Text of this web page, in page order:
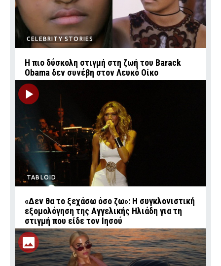
CELEBRITY STORIES
Η πιο δύσκολη στιγμή στη ζωή του Barack
Obama δεν συνέβη στον Λευκό Οίκο
TABLOID
«Δεν θα το ξεχάσω όσο ζω»: Η συγκλονιστική
εξομολόγηση της Αγγελικής Ηλιάδη για τη
στιγμή που είδε τον Ιησού